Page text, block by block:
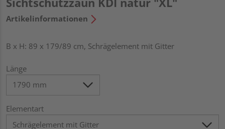
Artikelinformationen
B x H: 89 x 179/89 cm, Schrägelement mit Gitter
Länge
Elementart